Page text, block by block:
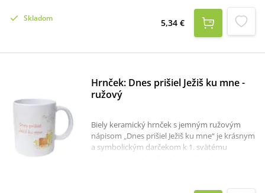
decentný kalich s hostiou, kniha symbolizujúca
Božie slovo a malý krížik ako vyjadrenie
viery.Hrnček má praktické rozmery 9,5 × 8 cm,
používanie – či už na čaj, kakao alebo
duchovného odkazu z neho robí nielen
užitočný predmet, ale aj milú pamiatku na
tento výnimočný deň.Perfektný darček, ktorý
okamih v živote dieťaťa.
Skladom 5,34 €
Hrnček: Dnes prišiel Ježiš ku mne -
ružový
Biely keramický hrnček s jemným ružovým
nápisom „Dnes prišiel Ježiš ku mne“ je krásnym
a symbolickým darčekom k 1. svätému